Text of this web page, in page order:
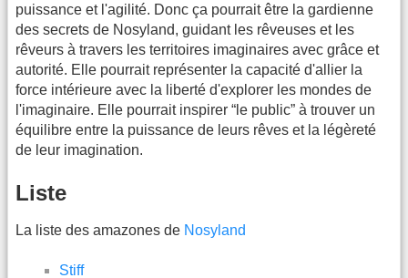
puissance et l'agilité. Donc ça pourrait être la gardienne
des secrets de Nosyland, guidant les rêveuses et les
rêveurs à travers les territoires imaginaires avec grâce et
autorité. Elle pourrait représenter la capacité d'allier la
force intérieure avec la liberté d'explorer les mondes de
l'imaginaire. Elle pourrait inspirer “le public” à trouver un
équilibre entre la puissance de leurs rêves et la légèreté
de leur imagination.
Liste
La liste des amazones de Nosyland
Stiff